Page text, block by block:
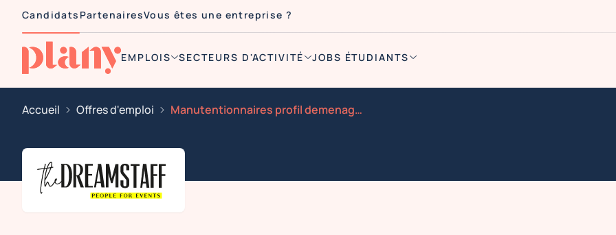
Candidats PartenairesVous êtes une entreprise ?
EMPLOIS SECTEURS D'ACTIVITÉ JOBS ÉTUDIANTS
Accueil Offres d'emploi Manutentionnaires profil demenageur pour montage demon